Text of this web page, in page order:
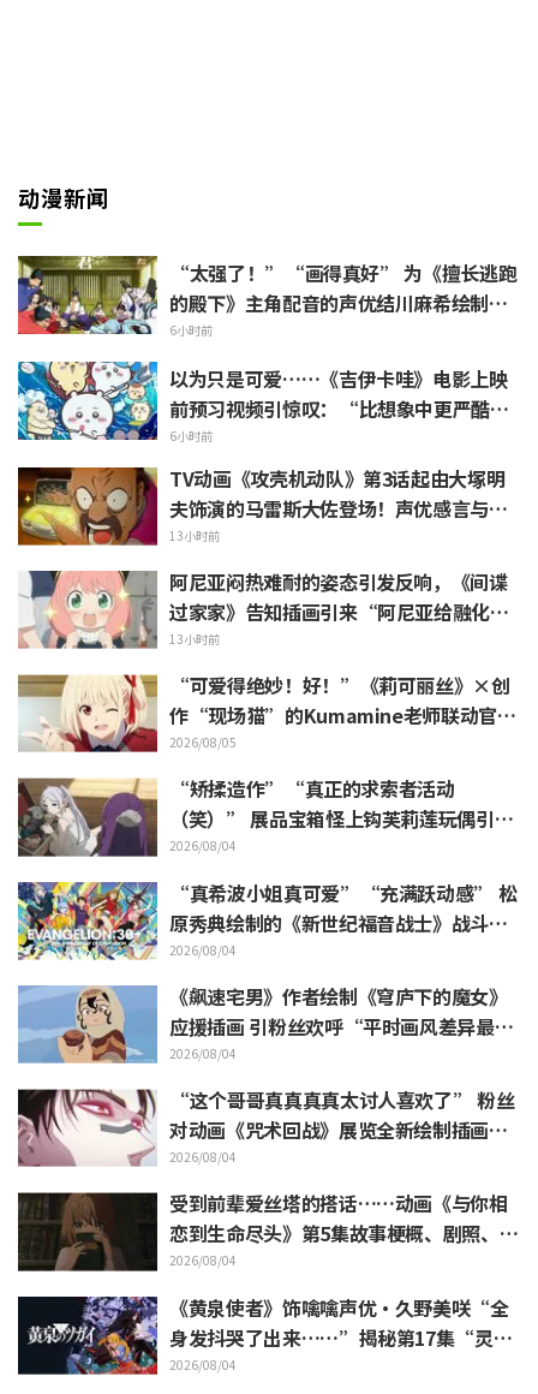
动漫新闻
“太强了！”“画得真好” 为《擅长逃跑
的殿下》主角配音的声优结川麻希绘制的
第13话ED插画引发赞叹
6小时前
以为只是可爱……《吉伊卡哇》电影上映
前预习视频引惊叹：“比想象中更严酷”
“全是关于打工的话题”的反差感
6小时前
TV动画《攻壳机动队》第3话起由大塚明
夫饰演的马雷斯大佐登场！声优感言与片
尾插画公开
13小时前
阿尼亚闷热难耐的姿态引发反响，《间谍
过家家》告知插画引来“阿尼亚给融化
了”
13小时前
“可爱得绝妙！好！”《莉可丽丝》×创
作“现场猫”的Kumamine老师联动官宣
引发“好！”反响不断
2026/08/05
“矫揉造作”“真正的求索者活动
（笑）” 展品宝箱怪上钩芙莉莲玩偶引吐
槽如潮《葬送的芙莉莲》
2026/08/04
“真希波小姐真可爱”“充满跃动感” 松
原秀典绘制的《新世纪福音战士》战斗服
姿态三人美丽手稿公开引热议
2026/08/04
《飙速宅男》作者绘制《穹庐下的魔女》
应援插画 引粉丝欢呼“平时画风差异最大
的人画出来原来是这样”
2026/08/04
“这个哥哥真真真真太讨人喜欢了” 粉丝
对动画《咒术回战》展览全新绘制插画中
逼近虎杖悠仁的胀相感到狂喜
2026/08/04
受到前辈爱丝塔的搭话……动画《与你相
恋到生命尽头》第5集故事梗概、剧照、W
EB预告、剧集海报公开
2026/08/04
《黄泉使者》饰噙噙声优·久野美咲“全
身发抖哭了出来……”揭秘第17集“灵魂
名演”的幕后
2026/08/04